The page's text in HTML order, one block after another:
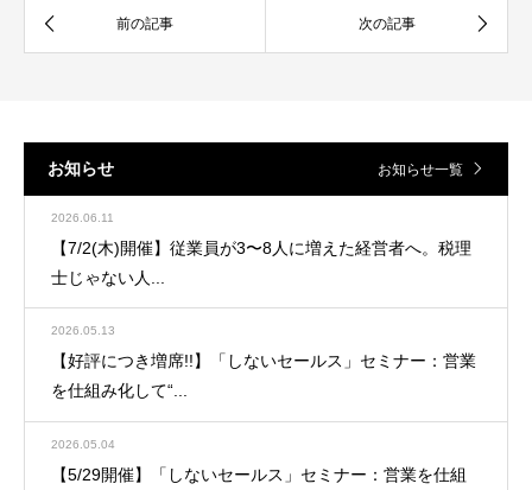
お知らせ お知らせ一覧
2026.06.11
【7/2(木)開催】従業員が3〜8人に増えた経営者へ。税理
士じゃない人...
2026.05.13
【好評につき増席!!】「しないセールス」セミナー：営業
を仕組み化して“...
2026.05.04
【5/29開催】「しないセールス」セミナー：営業を仕組